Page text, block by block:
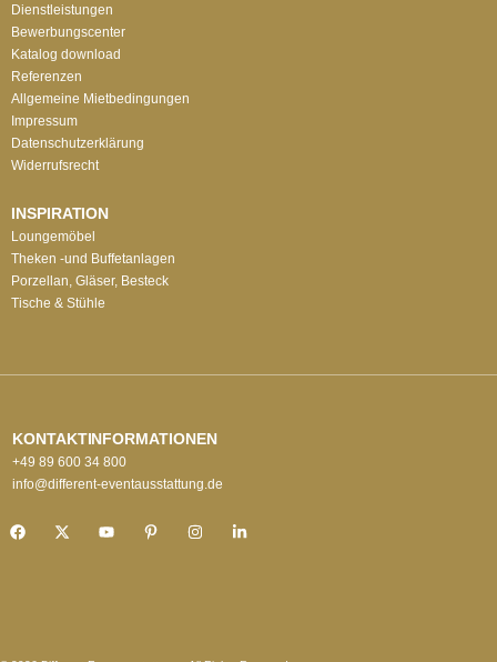
Dienstleistungen
Bewerbungscenter
Katalog download
Referenzen
Allgemeine Mietbedingungen
Impressum
Datenschutzerklärung
Widerrufsrecht
INSPIRATION
Loungemöbel
Theken -und Buffetanlagen
Porzellan, Gläser, Besteck
Tische & Stühle
KONTAKTINFORMATIONEN
+49 89 600 34 800
info@different-eventausstattung.de